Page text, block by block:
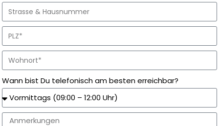
Wann bist Du telefonisch am besten erreichbar?